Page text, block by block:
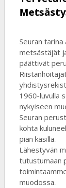
Seuran
metsästäjät
päättivät
1960-luvulla
nykyiseen
Seuran
kohta
pian käsillä.
Lähestyvän
tutustumaan
muodossa.